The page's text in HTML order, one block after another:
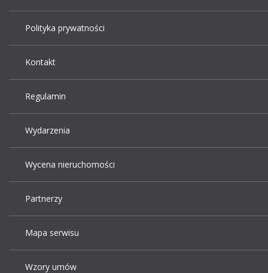
Polityka prywatności
Kontakt
Regulamin
Wydarzenia
Wycena nieruchomości
Partnerzy
Mapa serwisu
Wzory umów